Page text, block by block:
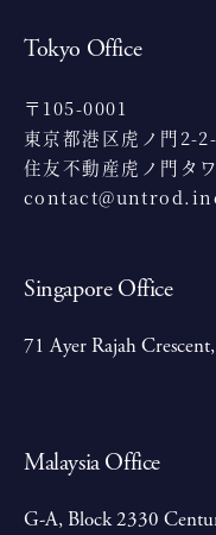
Tokyo Office
〒105-0001
東京都港区虎ノ門2-
住友不動産虎ノ門タ
Singapore Office
71 Ayer Rajah
Malaysia Office
G-A, Block 2330